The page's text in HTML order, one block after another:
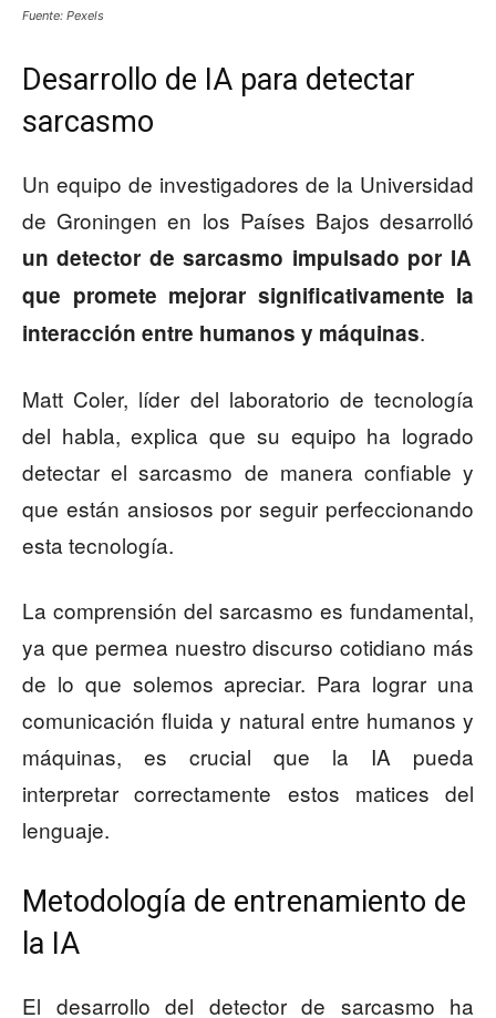
Fuente: Pexels
Desarrollo de IA para detectar
sarcasmo
Un equipo de investigadores de la Universidad
de Groningen en los Países Bajos desarrolló
un detector de sarcasmo impulsado por IA
que promete mejorar significativamente la
interacción entre humanos y máquinas.
Matt Coler, líder del laboratorio de tecnología
del habla, explica que su equipo ha logrado
detectar el sarcasmo de manera confiable y
que están ansiosos por seguir perfeccionando
esta tecnología.
La comprensión del sarcasmo es fundamental,
ya que permea nuestro discurso cotidiano más
de lo que solemos apreciar. Para lograr una
comunicación fluida y natural entre humanos y
máquinas, es crucial que la IA pueda
interpretar correctamente estos matices del
lenguaje.
Metodología de entrenamiento de
la IA
El desarrollo del detector de sarcasmo ha